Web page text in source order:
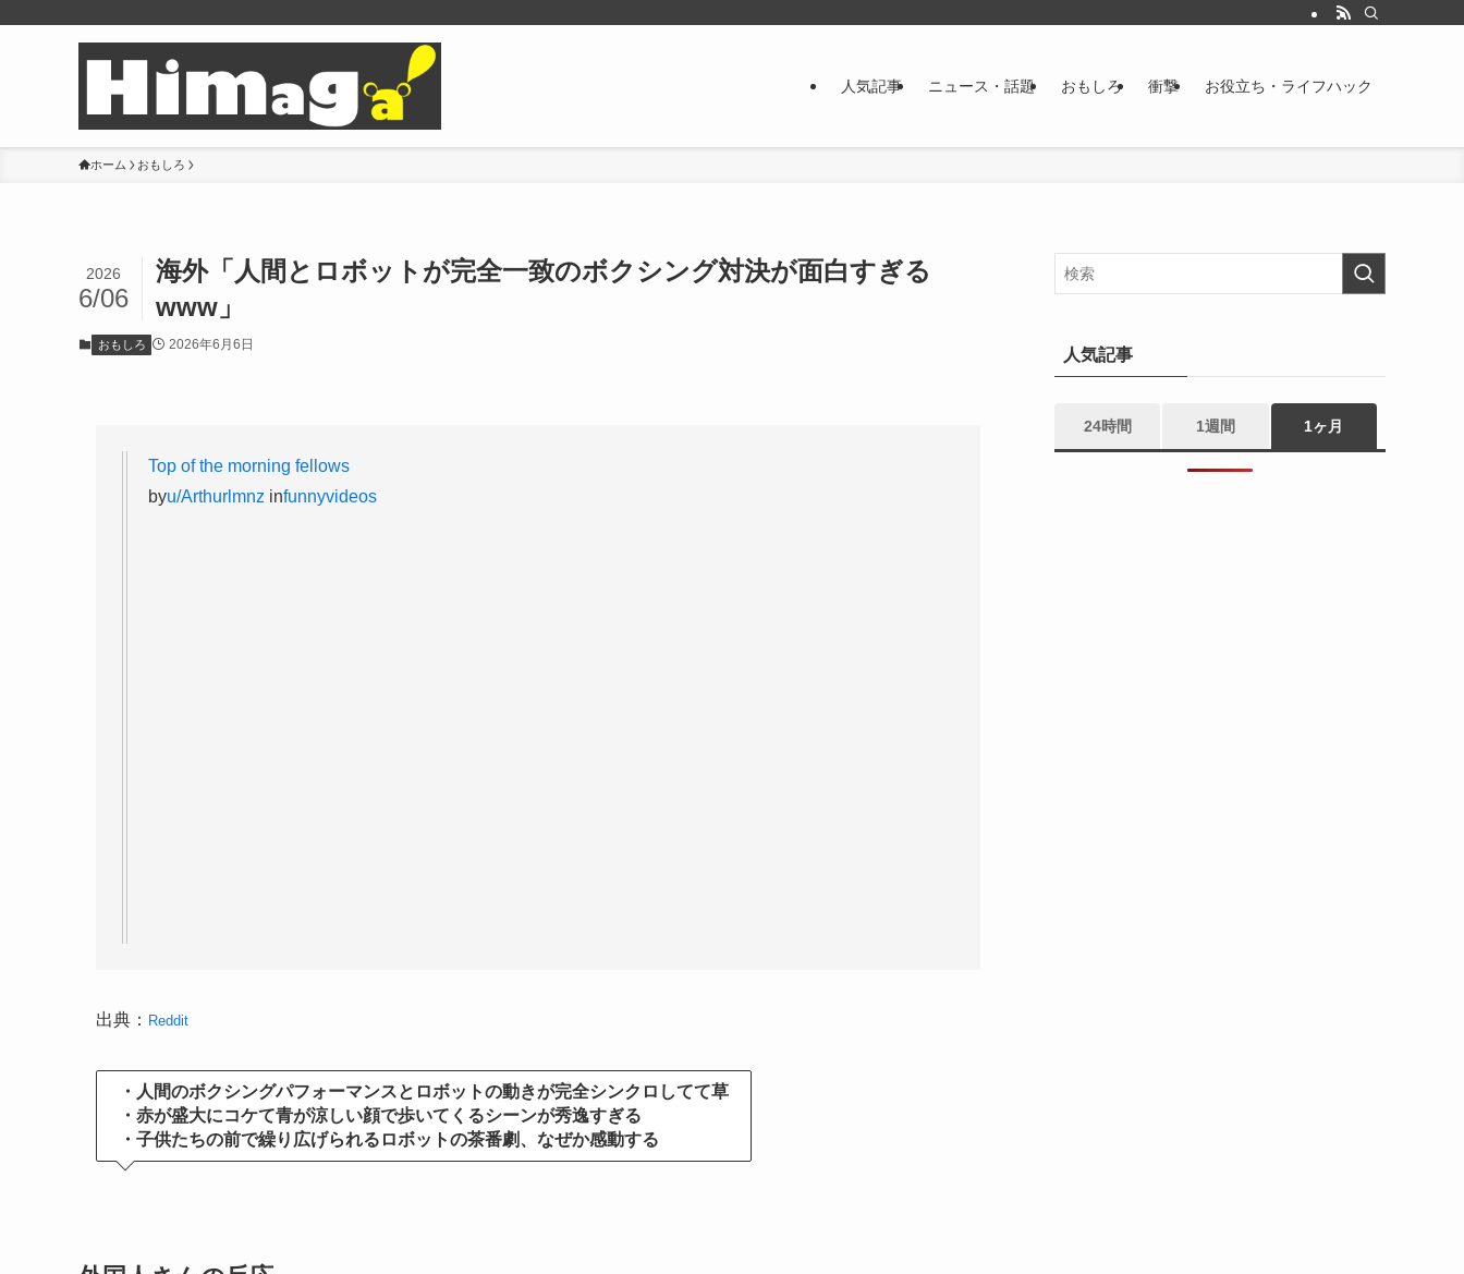
人気記事 ニュース・話題 おもしろ 衝撃 お役立ち・ライフハック
ホーム おもしろ
海外「人間とロボットが完全一致のボクシング対決が面白すぎる
www」
2026
6/06
おもしろ 2026年6月6日
Top of the morning fellows
byu/Arthurlmnz infunnyvideos
出典： Reddit
・人間のボクシングパフォーマンスとロボットの動きが完全シンクロしてて草
・赤が盛大にコケて青が涼しい顔で歩いてくるシーンが秀逸すぎる
・子供たちの前で繰り広げられるロボットの茶番劇、なぜか感動する
人気記事
24時間 1週間 1ヶ月